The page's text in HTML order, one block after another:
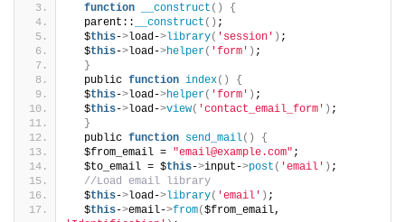
function
__construct ()
{
  parent::
__construct () ;
  $
this->load->library( 'session' ) ;
  $
this->load->helper( 'form' ) ;
}
  public
function index()
{
  $
this->load->helper( 'form' ) ;
  $
this->load->view( 'contact_email_form' ) ;
}
  public
function send_mail()
{
  $from_email =
"email@example.com" ;
  $to_email = $
this->input->post ( 'email' ) ;
//Load email library
  $
this->load->library( 'email' ) ;
  $
this->email->from(